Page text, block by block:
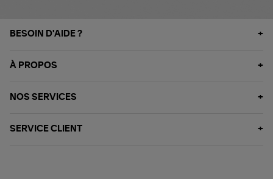
BESOIN D'AIDE ?
À PROPOS
NOS SERVICES
SERVICE CLIENT